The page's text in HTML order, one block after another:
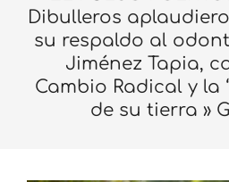
Dibulleros
su respaldo al
Jiménez Tapia,
Cambio Radical y la
de su tierra »